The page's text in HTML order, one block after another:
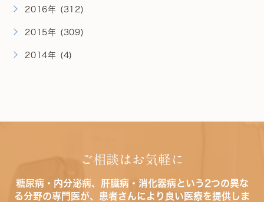
2016年 (312)
2015年 (309)
2014年 (4)
ご相談はお気軽に
糖尿病・内分泌病、肝臓病・消化器病という2つの異な
る分野の専門医が、患者さんにより良い医療を提供しま